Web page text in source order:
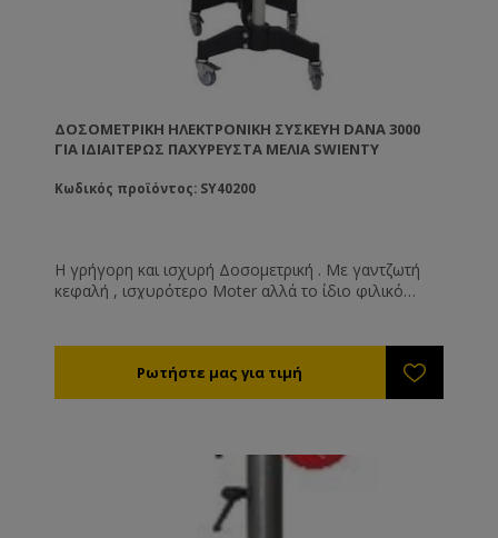
ΔΟΣΟΜΕΤΡΙΚΉ ΗΛΕΚΤΡΟΝΙΚΉ ΣΥΣΚΕΥΉ DANA 3000
ΓΙΑ ΙΔΙΑΙΤΈΡΩΣ ΠΑΧΎΡΕΥΣΤΑ ΜΈΛΙΑ SWIENTY
Κωδικός προϊόντος: SY40200
Η γρήγορη και ισχυρή Δοσομετρική . Με γαντζωτή
κεφαλή , ισχυρότερο Moter αλλά το ίδιο φιλικό
Βανίλια Μενάλου ) . Διαθέτει σύστημα ηλεκτρικής
ανύψωσης για εύκολη μετάβαση σε διαφορετικά ύψη
λειτουργήσει και αυτόνομα ( πάνω από έναν πάγκο
δοσομετρικες μας συνδυάζονται σε σειρά
πολλαπλασιάζοντας τη δυναμικότητά τους . Δόση